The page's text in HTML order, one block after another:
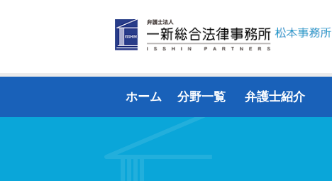
ホーム 分野一覧 弁護士紹介